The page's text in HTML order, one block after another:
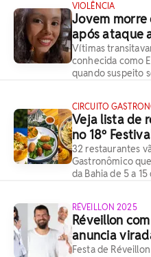
VIOLÊNCIA
Jovem
após ataque
Vítimas
conhecida como
quando suspeito
CIRCUITO
Veja lista de
no 18º
32 restaurantes
Gastronômico
da Bahia de 5 a
RÉVEILLON 2025
Réveillon
anuncia
Festa de